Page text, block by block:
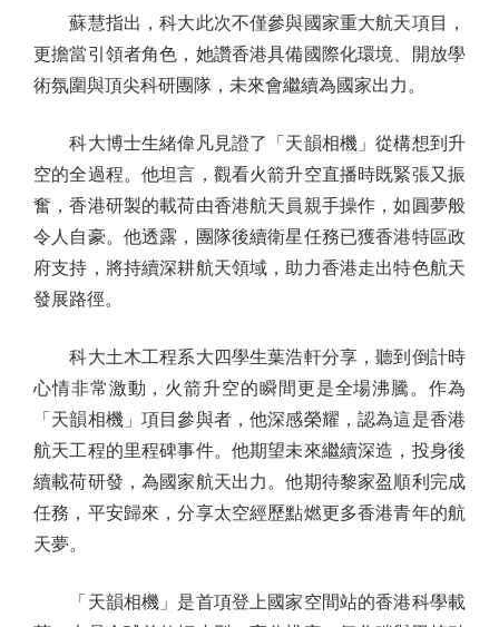
蘇慧指出，科大此次不僅參與國家重大航天項目，
更擔當引領者角色，她讚香港具備國際化環境、開放學
術氛圍與頂尖科研團隊，未來會繼續為國家出力。
科大博士生緒偉凡見證了「天韻相機」從構想到升
空的全過程。他坦言，觀看火箭升空直播時既緊張又振
奮，香港研製的載荷由香港航天員親手操作，如圓夢般
令人自豪。他透露，團隊後續衛星任務已獲香港特區政
府支持，將持續深耕航天領域，助力香港走出特色航天
發展路徑。
科大土木工程系大四學生葉浩軒分享，聽到倒計時
心情非常激動，火箭升空的瞬間更是全場沸騰。作為
「天韻相機」項目參與者，他深感榮耀，認為這是香港
航天工程的里程碑事件。他期望未來繼續深造，投身後
續載荷研發，為國家航天出力。他期待黎家盈順利完成
任務，平安歸來，分享太空經歷點燃更多香港青年的航
天夢。
「天韻相機」是首項登上國家空間站的香港科學載